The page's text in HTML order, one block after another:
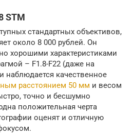
STM
стандартных объективов,
около 8 000 рублей. Он
хорошими характеристиками
– F1.8-F22 (даже на
качественное
расстоянием 50 мм и весом
точно и бесшумно
положительная черта
оценят и отличную